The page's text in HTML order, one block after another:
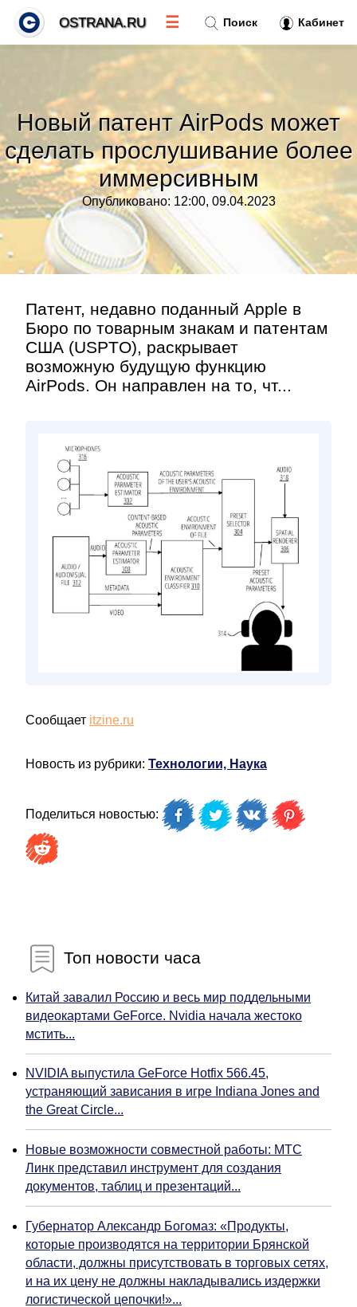
Новый патент AirPods может
сделать прослушивание более
иммерсивным
Опубликовано: 12:00, 09.04.2023
Патент, недавно поданный Apple в
Бюро по товарным знакам и патентам
США (USPTO), раскрывает
возможную будущую функцию
AirPods. Он направлен на то, чт...
Сообщает itzine.ru
Новость из рубрики: Технологии, Наука
Поделиться новостью:
Топ новости часа
Китай завалил Россию и весь мир поддельными
видеокартами GeForce. Nvidia начала жестоко
мстить...
NVIDIA выпустила GeForce Hotfix 566.45,
устраняющий зависания в игре Indiana Jones and
the Great Circle...
Новые возможности совместной работы: МТС
Линк представил инструмент для создания
документов, таблиц и презентаций...
Губернатор Александр Богомаз: «Продукты,
которые производятся на территории Брянской
области, должны присутствовать в торговых сетях,
и на их цену не должны накладывались издержки
логистической цепочки!»...
Поиск Кабинет
OSTRANA.RU ☰
Тренды новостей»
Рубрики»
Правила
Контакт»